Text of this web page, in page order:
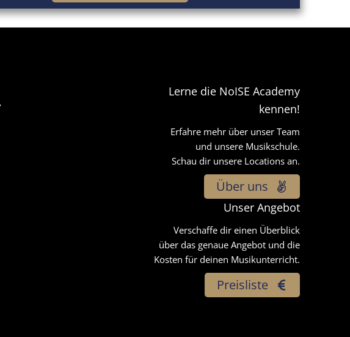
Lerne die NoISE Academy
kennen!
Erfahre mehr über unser Team
und unsere Musikschule.
Schau dir unsere Locations an.
Über uns
Unser Angebot
Verschaffe dir einen Überblick
über das genaue Angebot und die
Kosten für deinen Musikunterricht.
Preisliste